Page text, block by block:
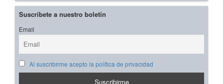
Suscríbete a nuestro boletín
Email
Al suscribirme acepto la política de privacidad